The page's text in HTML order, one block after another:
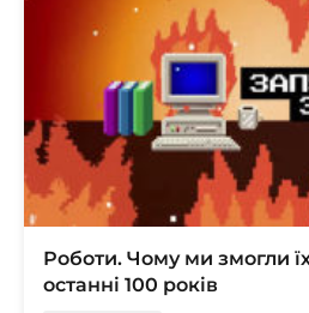
Роботи. Чому ми змогли
останні 100 років